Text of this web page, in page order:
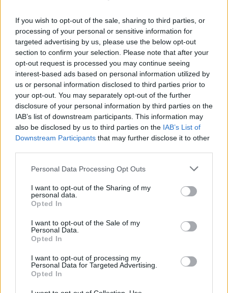
If you wish to opt-out of the sale, sharing to third parties, or
processing of your personal or sensitive information for
targeted advertising by us, please use the below opt-out
section to confirm your selection. Please note that after your
opt-out request is processed you may continue seeing
interest-based ads based on personal information utilized by
us or personal information disclosed to third parties prior to
your opt-out. You may separately opt-out of the further
disclosure of your personal information by third parties on the
IAB’s list of downstream participants. This information may
also be disclosed by us to third parties on the IAB’s List of
Downstream Participants that may further disclose it to other
Personal Data Processing Opt Outs
I want to opt-out of the Sharing of my
personal data.
Opted In
I want to opt-out of the Sale of my
Personal Data.
Opted In
I want to opt-out of processing my
Personal Data for Targeted Advertising.
Opted In
Sportas
Rimas Kurtinaitis
paskelbė Lietuvos
rinktinės kandidatus:
Sportas
Į Palangą atkeliavo
žiemos paralimpinių
žaidynių paroda